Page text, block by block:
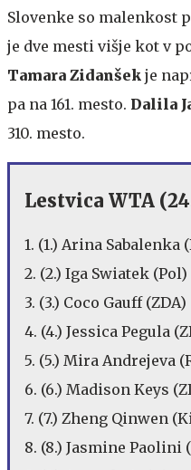
Slovenke so malenkost
je dve mesti višje kot v
Tamara Zidanšek je
pa na 161. mesto. Dalila
310. mesto.
Lestvica WTA
1. (1.) Arina
2. (2.) Iga Swiatek
3. (3.) Coco Gauff
4. (4.) Jessica Pegula
5. (5.) Mira
6. (6.) Madison
7. (7.) Zheng
8. (8.) Jasmine